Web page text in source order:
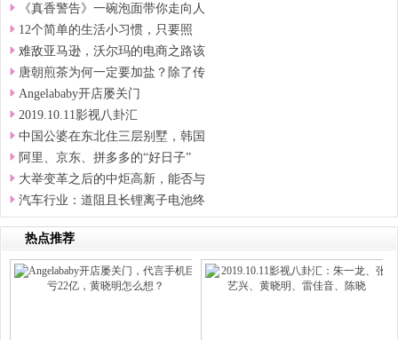
《真香警告》一碗泡面带你走向人
12个简单的生活小习惯，只要照
难敌亚马逊，沃尔玛的电商之路该
唐朝煎茶为何一定要加盐？除了传
Angelababy开店屡关门
2019.10.11影视八卦汇
中国公婆在东北住三层别墅，韩国
阿里、京东、拼多多的“好日子”
大举变革之后的中炬高新，能否与
汽车行业：道阻且长锂离子电池终
热点推荐